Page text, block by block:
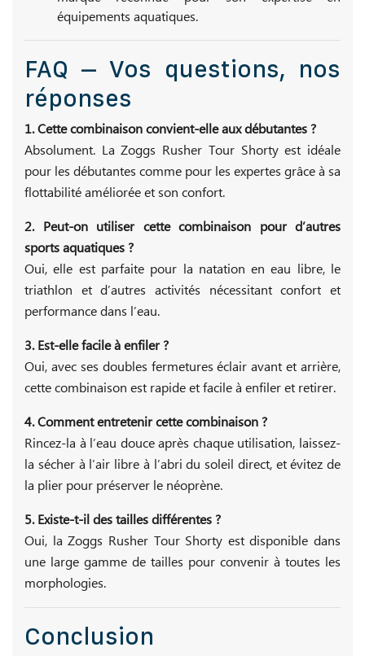
équipements aquatiques.
FAQ – Vos questions, nos
réponses
1. Cette combinaison convient-elle aux débutantes ?
Absolument. La Zoggs Rusher Tour Shorty est idéale
pour les débutantes comme pour les expertes grâce à sa
flottabilité améliorée et son confort.
2. Peut-on utiliser cette combinaison pour d’autres
sports aquatiques ?
Oui, elle est parfaite pour la natation en eau libre, le
triathlon et d’autres activités nécessitant confort et
performance dans l’eau.
3. Est-elle facile à enfiler ?
Oui, avec ses doubles fermetures éclair avant et arrière,
cette combinaison est rapide et facile à enfiler et retirer.
4. Comment entretenir cette combinaison ?
Rincez-la à l’eau douce après chaque utilisation, laissez-
la sécher à l’air libre à l’abri du soleil direct, et évitez de
la plier pour préserver le néoprène.
5. Existe-t-il des tailles différentes ?
Oui, la Zoggs Rusher Tour Shorty est disponible dans
une large gamme de tailles pour convenir à toutes les
morphologies.
Conclusion